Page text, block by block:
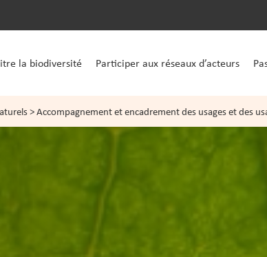
la biodiversité Participer aux réseaux d’acteurs
>Accompagnement et encadrement des usages et des